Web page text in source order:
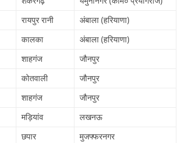
रायपुर रानी
अंबाला (हरियाणा)
कालका
अंबाला (हरियाणा)
शाहगंज
जौनपुर
कोतवाली
जौनपुर
शाहगंज
जौनपुर
मड़ियांव
लखनऊ
छपार
मुजफ्फरनगर